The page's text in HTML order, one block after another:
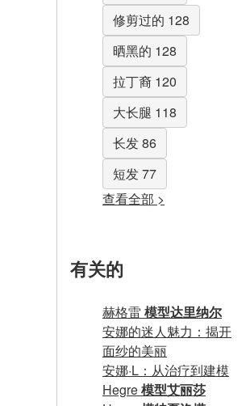
修剪过的 128
晒黑的 128
拉丁裔 120
大长腿 118
长发 86
短发 77
查看全部 >
有关的
赫格雷 模型达里纳尔
安娜的迷人魅力：揭开
面纱的美丽
安娜·L：从治疗到建模
Hegre模型艾丽莎